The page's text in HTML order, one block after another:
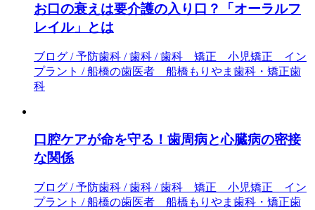
お口の衰えは要介護の入り口？「オーラルフ
レイル」とは
ブログ / 予防歯科 / 歯科 / 歯科 矯正 小児矯正 イン
プラント / 船橋の歯医者 船橋もりやま歯科・矯正歯
科
口腔ケアが命を守る！歯周病と心臓病の密接
な関係
ブログ / 予防歯科 / 歯科 / 歯科 矯正 小児矯正 イン
プラント / 船橋の歯医者 船橋もりやま歯科・矯正歯